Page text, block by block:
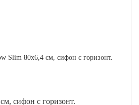
Slim 80х6,4 см, сифон с горизонт.